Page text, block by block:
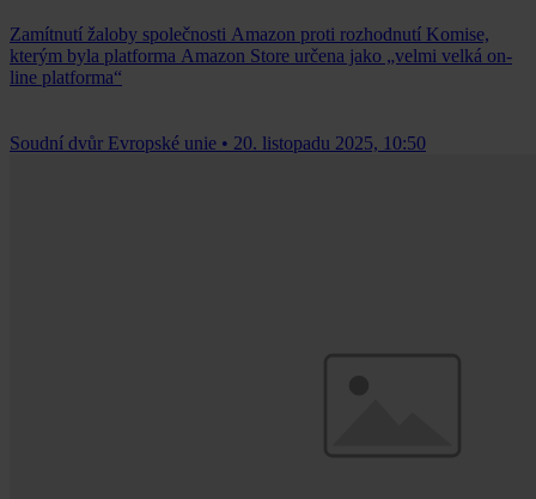
Zamítnutí žaloby společnosti Amazon proti rozhodnutí Komise,
kterým byla platforma Amazon Store určena jako „velmi velká on-
line platforma“
Soudní dvůr Evropské unie • 20. listopadu 2025, 10:50